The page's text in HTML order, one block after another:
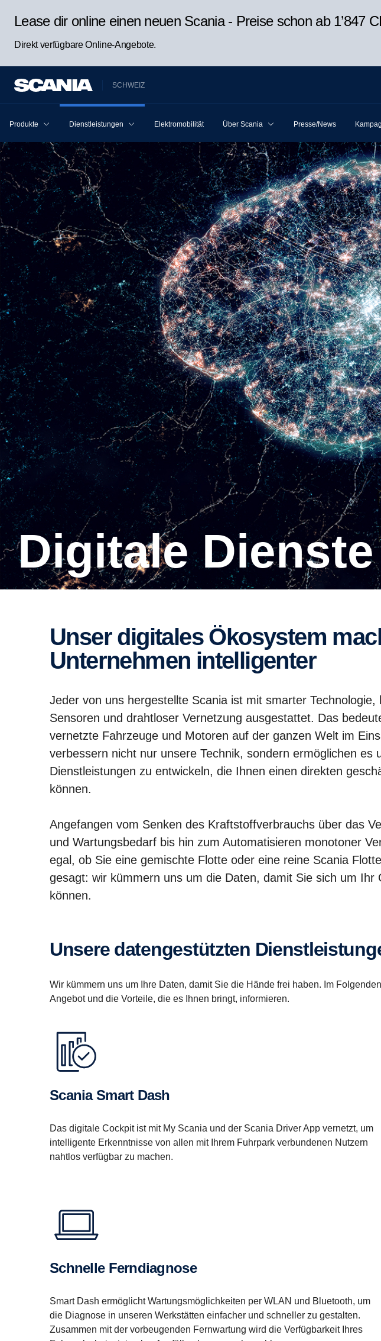
Lease dir online einen neuen Scania - Preise schon ab 1’847
Direkt verfügbare Online-Angebote.
SCHWEIZ
Produkte Dienstleistungen Elektromobilität Über Scania Presse/News
Digitale Dienste
Unser digitales Ökosystem macht Ihr
Unternehmen intelligenter
Jeder von uns hergestellte Scania ist mit smarter Technologie,
Sensoren und drahtloser Vernetzung ausgestattet. Das
vernetzte Fahrzeuge und Motoren auf der ganzen Welt im
verbessern nicht nur unsere Technik, sondern ermöglichen es
Dienstleistungen zu entwickeln, die Ihnen einen direkten
können.
Angefangen vom Senken des Kraftstoffverbrauchs über das
und Wartungsbedarf bis hin zum Automatisieren monotoner
egal, ob Sie eine gemischte Flotte oder eine reine Scania
gesagt: wir kümmern uns um die Daten, damit Sie sich um Ihr
können.
Unsere datengestützten
Wir kümmern uns um Ihre Daten, damit Sie die Hände frei haben. Im
Angebot und die Vorteile, die es Ihnen bringt, informieren.
Scania Smart Dash
Das digitale Cockpit ist mit My Scania und der Scania Driver App vernetzt, um
intelligente Erkenntnisse von allen mit Ihrem Fuhrpark verbundenen Nutzern
nahtlos verfügbar zu machen.
Schnelle Ferndiagnose
Smart Dash ermöglicht Wartungsmöglichkeiten per WLAN und Bluetooth, um
die Diagnose in unseren Werkstätten einfacher und schneller zu gestalten.
Zusammen mit der vorbeugenden Fernwartung wird die Verfügbarkeit Ihres